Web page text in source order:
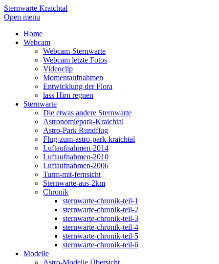
Sternwarte Kraichtal
Open menu
Home
Webcam
Webcam-Sternwarte
Webcam letzte Fotos
Videoclip
Momentaufnahmen
Entwicklung der Flora
lass Hirn regnen
Sternwarte
Die etwas andere Sternwarte
Astronomiepark-Kraichtal
Astro-Park Rundflug
Flug-zum-astro-park-kraichtal
Luftaufnahmen-2014
Luftaufnahmen-2010
Luftaufnahmen-2006
Turm-mit-fernsicht
Sternwarte-aus-2km
Chronik
sternwarte-chronik-teil-1
sternwarte-chronik-teil-2
sternwarte-chronik-teil-3
sternwarte-chronik-teil-4
sternwarte-chronik-teil-5
sternwarte-chronik-teil-6
Modelle
Astro-Modelle Übersicht